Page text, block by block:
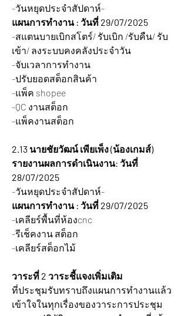
-วันหยุดประจำสัปดาห์-
แผนการทำงาน : วันที่ 29/07/2025
-สแตนบายเบิกสโตร์/ รับเบิก /รับคืน/ รับ
เข้า/ ลงระบบคงคลังประจำวัน
-จับเวลาการทำงาน
-ปรับยอดสต็อกสินค้า
-แพ็ค shopee
-QC งานสต็อก
-แพ็คงานสต็อก
2.13 นายชัยวัฒน์ เพียเพ็ง (น้องเกมส์)
รายงานผลการดำเนินงาน: วันที่
28/07/2025
-วันหยุดประจำสัปดาห์-
แผนการทำงาน : วันที่ 29/07/2025
-เคลียร์พื้นที่ห้องcnc
-รีเช็คงาน สต็อก
-เคลียร์สต็อกไม้
วาระที่ 2 วาระชี้แจงเพิ่มเติม
ที่ประชุมรับทราบถึงแผนการทำงานแล้ว
เข้าใจในทุกเรื่องของวาระการประชุม